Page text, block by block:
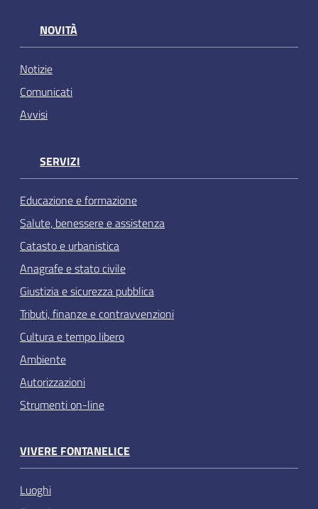
NOVITÀ
Notizie
Comunicati
Avvisi
SERVIZI
Educazione e formazione
Salute, benessere e assistenza
Catasto e urbanistica
Anagrafe e stato civile
Giustizia e sicurezza pubblica
Tributi, finanze e contravvenzioni
Cultura e tempo libero
Ambiente
Autorizzazioni
Strumenti on-line
VIVERE FONTANELICE
Luoghi